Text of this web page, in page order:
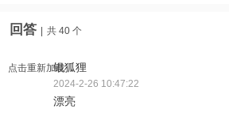
回答 共 40 个
点击重新加载银狐狸
2024-2-26 10:47:22
漂亮